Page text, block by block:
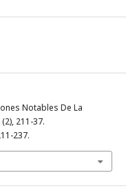
Notables De La
(2), 211-37.
237.